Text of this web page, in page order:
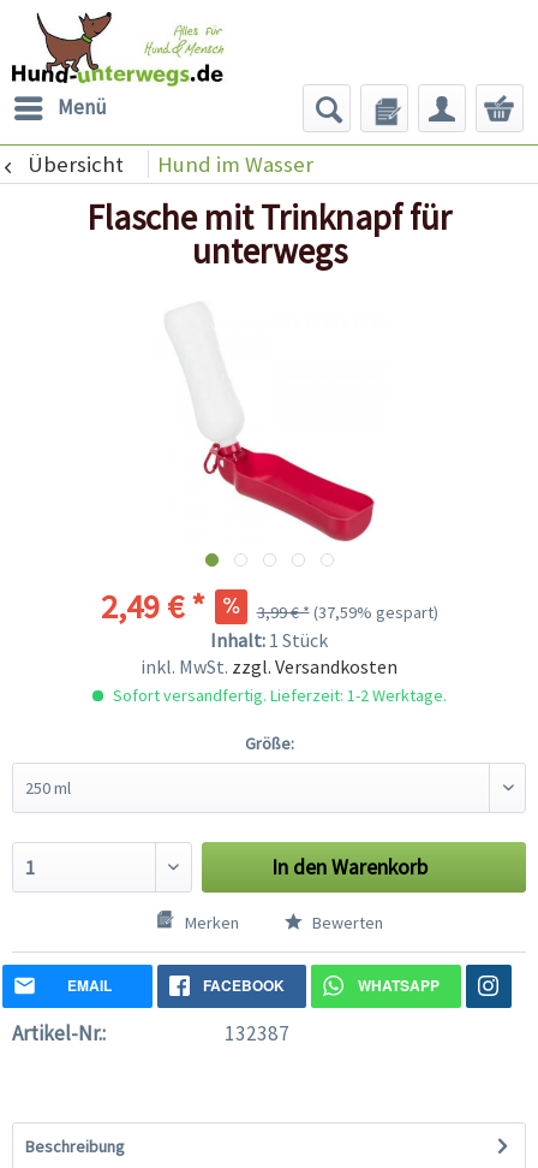
Menü
Übersicht Hund im Wasser
Flasche mit Trinknapf für
unterwegs
2,49 € * 3,99 € *(37,59% gespart)
Inhalt: 1 Stück
inkl. MwSt. zzgl. Versandkosten
Sofort versandfertig. Lieferzeit: 1-2 Werktage.
Größe:
In denWarenkorb
Merken Bewerten
EMAIL FACEBOOK WHATSAPP
Artikel-Nr.: 132387
Beschreibung